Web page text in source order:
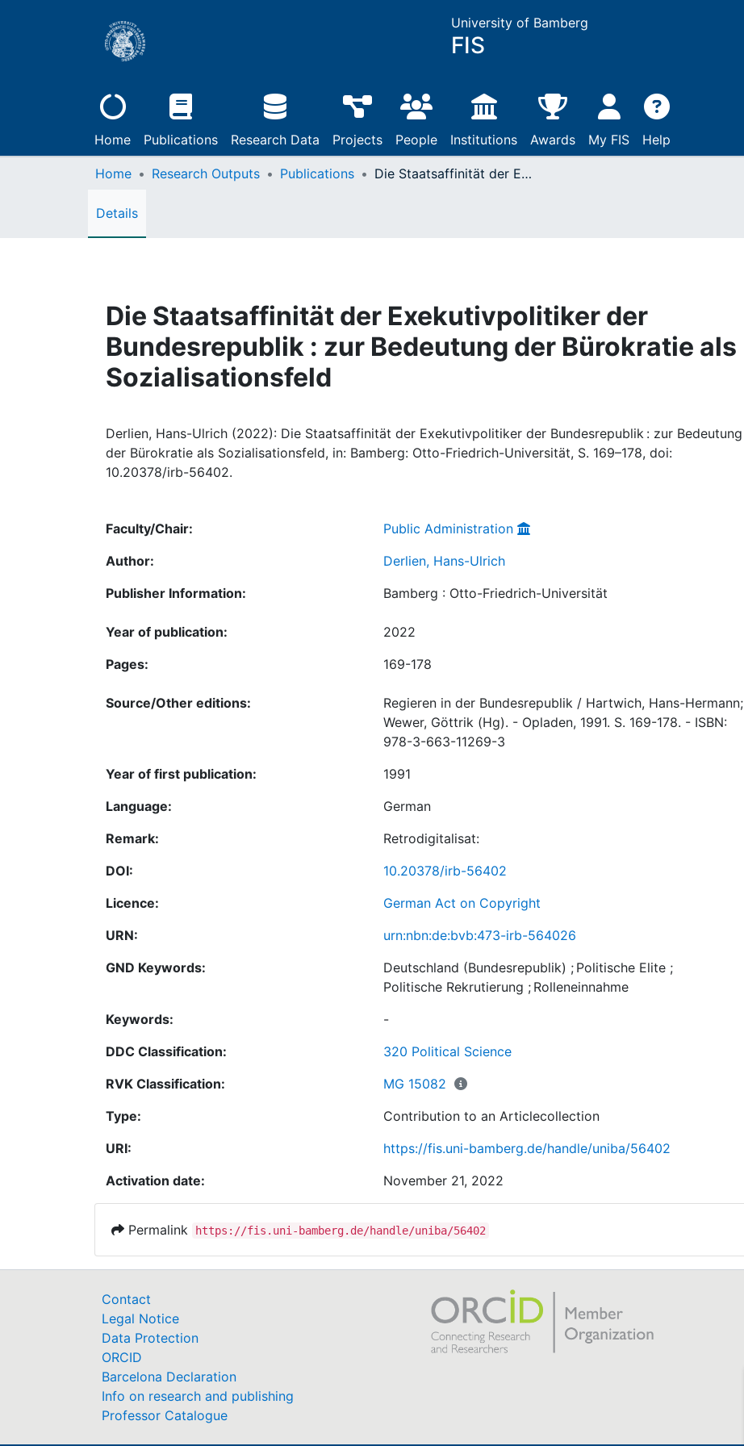
University of Bamberg
FIS
Home Publications Research Data Projects People Institutions Awards My FIS Help
Home Research Outputs Publications Die Staatsaffinität der Exekutivpolitiker der Bundesrepublik : zur Bedeutung der Bürokratie als Sozialisationsfeld
Details
Die Staatsaffinität der Exekutivpolitiker der
Bundesrepublik : zur Bedeutung der Bürokratie als
Sozialisationsfeld
Derlien, Hans-Ulrich (2022): Die Staatsaffinität der Exekutivpolitiker der Bundesrepublik : zur Bedeutung
der Bürokratie als Sozialisationsfeld, in: Bamberg: Otto-Friedrich-Universität, S. 169–178, doi:
10.20378/irb-56402.
Faculty/Chair:
Public Administration
Author:
Derlien, Hans-Ulrich
Publisher Information:
Bamberg : Otto-Friedrich-Universität
Year of publication:
2022
Pages:
169-178
Source/Other editions:
Regieren in der Bundesrepublik / Hartwich, Hans-Hermann;
Wewer, Göttrik (Hg). - Opladen, 1991. S. 169-178. - ISBN:
978-3-663-11269-3
Year of first publication:
1991
Language:
German
Remark:
Retrodigitalisat:
DOI:
10.20378/irb-56402
Licence:
German Act on Copyright
URN:
urn:nbn:de:bvb:473-irb-564026
GND Keywords:
Deutschland (Bundesrepublik) ; Politische Elite ;
Politische Rekrutierung ; Rolleneinnahme
Keywords:
-
DDC Classification:
320 Political Science
RVK Classification:
MG 15082
Type:
Contribution to an Articlecollection
URI:
https://fis.uni-bamberg.de/handle/uniba/56402
Activation date:
November 21, 2022
Permalink https://fis.uni-bamberg.de/handle/uniba/56402
Contact
Legal Notice
Data Protection
ORCID
Barcelona Declaration
Info on research and publishing
Professor Catalogue